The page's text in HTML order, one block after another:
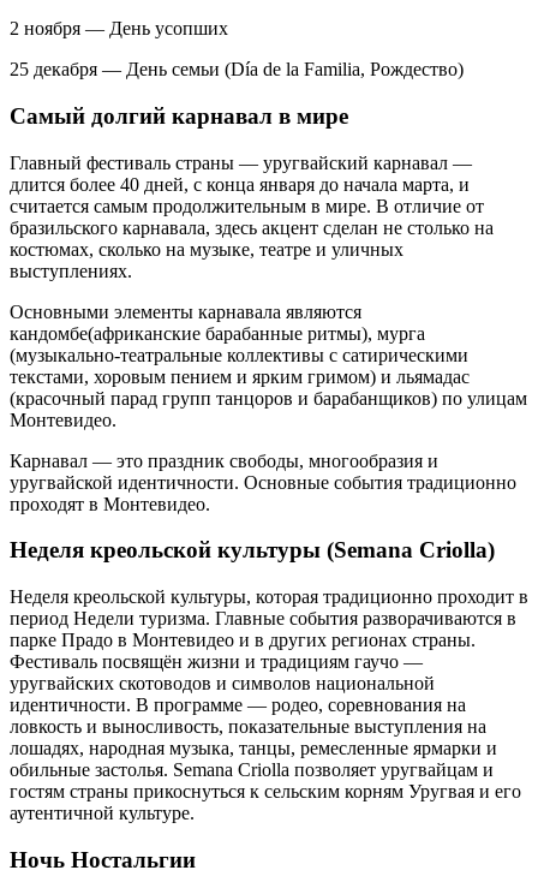
2 ноября — День усопших
25 декабря — День семьи (Día de la Familia, Рождество)
Самый долгий карнавал в мире
Главный фестиваль страны — уругвайский карнавал —
длится более 40 дней, с конца января до начала марта, и
считается самым продолжительным в мире. В отличие от
бразильского карнавала, здесь акцент сделан не столько на
костюмах, сколько на музыке, театре и уличных
выступлениях.
Основными элементы карнавала являются
кандомбе(африканские барабанные ритмы), мурга
(музыкально-театральные коллективы с сатирическими
текстами, хоровым пением и ярким гримом) и льямадас
(красочный парад групп танцоров и барабанщиков) по улицам
Монтевидео.
Карнавал — это праздник свободы, многообразия и
уругвайской идентичности. Основные события традиционно
проходят в Монтевидео.
Неделя креольской культуры (Semana Criolla)
Неделя креольской культуры, которая традиционно проходит в
период Недели туризма. Главные события разворачиваются в
парке Прадо в Монтевидео и в других регионах страны.
Фестиваль посвящён жизни и традициям гаучо —
уругвайских скотоводов и символов национальной
идентичности. В программе — родео, соревнования на
ловкость и выносливость, показательные выступления на
лошадях, народная музыка, танцы, ремесленные ярмарки и
обильные застолья. Semana Criolla позволяет уругвайцам и
гостям страны прикоснуться к сельским корням Уругвая и его
аутентичной культуре.
Ночь Ностальгии